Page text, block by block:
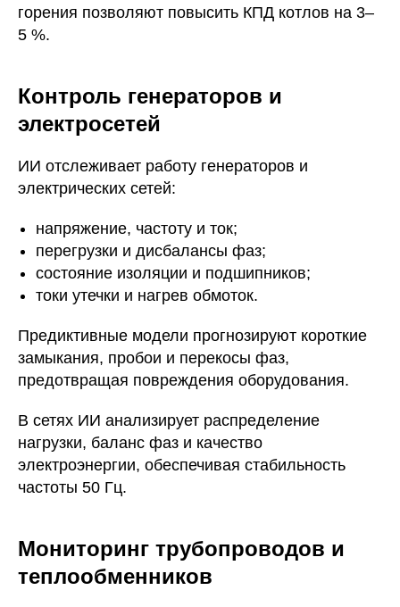
горения позволяют повысить КПД котлов на 3–
5 %.
Контроль генераторов и
электросетей
ИИ отслеживает работу генераторов и
электрических сетей:
напряжение, частоту и ток;
перегрузки и дисбалансы фаз;
состояние изоляции и подшипников;
токи утечки и нагрев обмоток.
Предиктивные модели прогнозируют короткие
замыкания, пробои и перекосы фаз,
предотвращая повреждения оборудования.
В сетях ИИ анализирует распределение
нагрузки, баланс фаз и качество
электроэнергии, обеспечивая стабильность
частоты 50 Гц.
Мониторинг трубопроводов и
теплообменников